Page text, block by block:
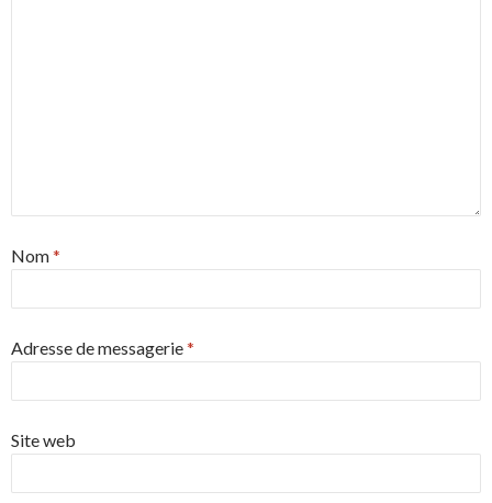
Nom*
Adresse de messagerie*
Site web